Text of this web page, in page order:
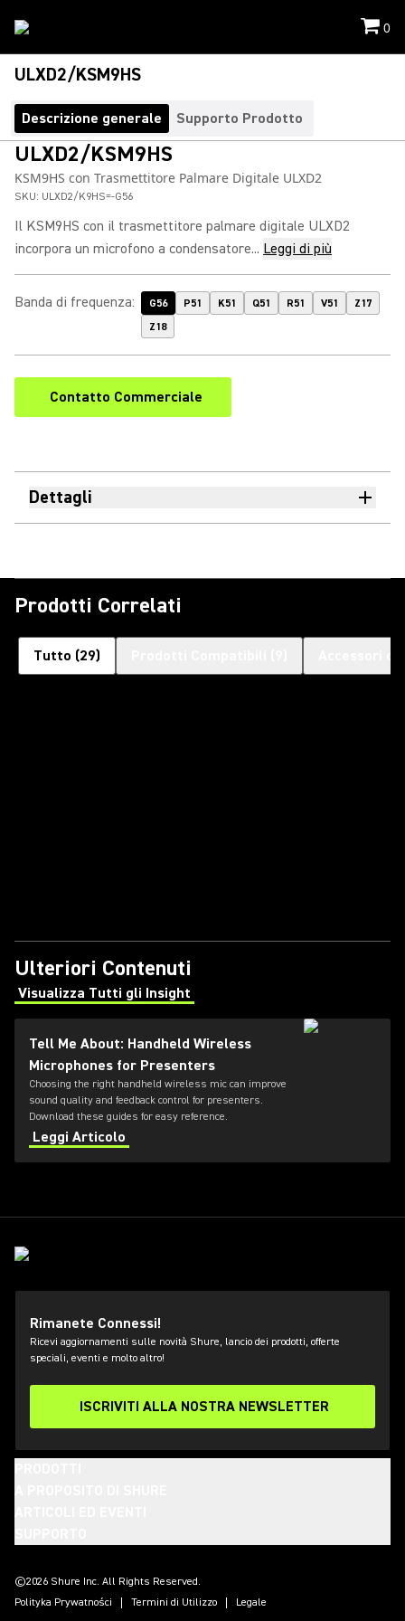
0
ULXD2/KSM9HS
Descrizione generale Supporto Prodotto
ULXD2/KSM9HS
KSM9HS con Trasmettitore Palmare Digitale ULXD2
SKU: ULXD2/K9HS=-G56
Il KSM9HS con il trasmettitore palmare digitale ULXD2
incorpora un microfono a condensatore... Leggi di più
Banda di frequenza: G56 P51 K51 Q51 R51 V51
Z17
Z18
Contatto Commerciale
Dettagli
Prodotti Correlati
Tutto (29)
Ulteriori Contenuti
Visualizza Tutti gli Insight
(Opens in a new tab)
Tell Me About: Handheld Wireless
Microphones for Presenters
Choosing the right handheld wireless mic can improve
sound quality and feedback control for presenters.
Download these guides for easy reference.
Leggi Articolo
Rimanete Connessi!
Ricevi aggiornamenti sulle novità Shure, lancio dei prodotti, offerte
speciali, eventi e molto altro!
ISCRIVITI ALLA NOSTRA NEWSLETTER
©2026 Shure Inc. All Rights Reserved.
Polityka Prywatności
Termini di Utilizzo Legale